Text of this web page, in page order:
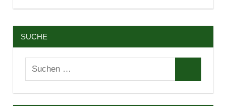
SUCHE
Suchen
nach: